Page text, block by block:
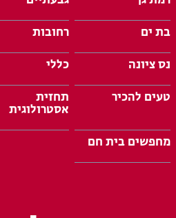
בת ים
רחובות
נס ציונה
כללי
טעים להכיר
תחזית
אסטרולוגית
מחפשים בית חם